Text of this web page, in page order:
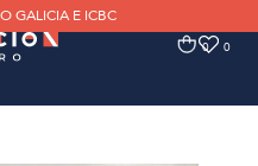
GALICIA E ICBC
0 0